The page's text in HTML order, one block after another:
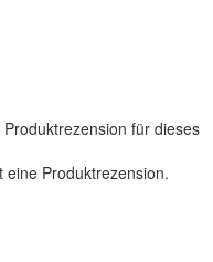
für dieses
eine Produktrezension.